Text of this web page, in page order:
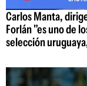
Carlos Manta,
Forlán "es uno de
selección